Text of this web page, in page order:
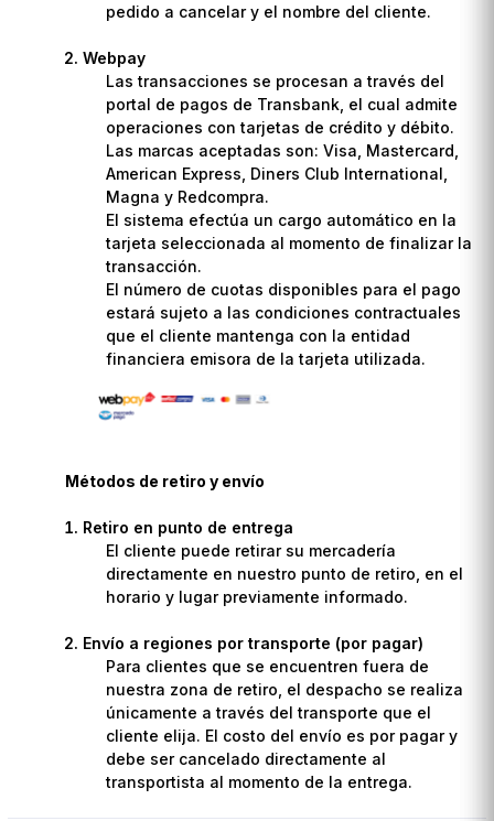
pedido a cancelar y el nombre del cliente.
Webpay
Las transacciones se procesan a través del
portal de pagos de Transbank, el cual admite
operaciones con tarjetas de crédito y débito.
Las marcas aceptadas son: Visa, Mastercard,
American Express, Diners Club International,
Magna y Redcompra.
El sistema efectúa un cargo automático en la
tarjeta seleccionada al momento de finalizar la
transacción.
El número de cuotas disponibles para el pago
estará sujeto a las condiciones contractuales
que el cliente mantenga con la entidad
financiera emisora de la tarjeta utilizada.
Métodos de retiro y envío
Retiro en punto de entrega
El cliente puede retirar su mercadería
directamente en nuestro punto de retiro, en el
horario y lugar previamente informado.
Envío a regiones por transporte (por pagar)
Para clientes que se encuentren fuera de
nuestra zona de retiro, el despacho se realiza
únicamente a través del transporte que el
cliente elija. El costo del envío es por pagar y
debe ser cancelado directamente al
transportista al momento de la entrega.